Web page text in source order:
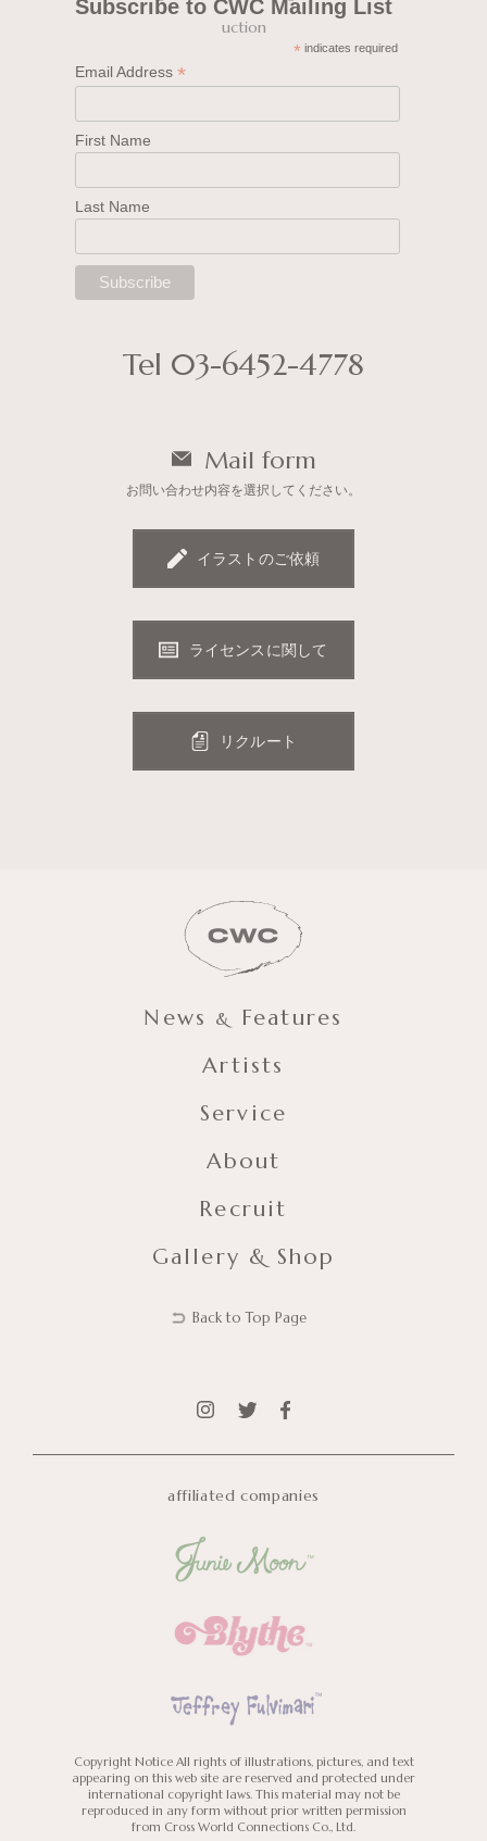
Subscribe to CWC Mailing List
* indicates required
Email Address *
First Name
Last Name
Tel 03-6452-4778
Mail form
お問い合わせ内容を選択してください。
イラストのご依頼
ライセンスに関して
リクルート
News &
Features
Artists
Service
About
Recruit
Gallery & Shop
Back to Top Page
affiliated companies
Copyright NoticeAll rights of illustrations, pictures, and text
appearing on this web site are reserved and protected under
international copyright laws. This material may not be
reproduced in any form without prior written permission
from Cross World Connections Co., Ltd.